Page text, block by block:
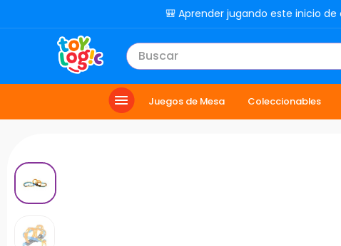
🎒 Aprender jugando este inicio de
Buscar
Juegos de Mesa Coleccionables
TÉRMINOS MÁS BUSCADOS
lol